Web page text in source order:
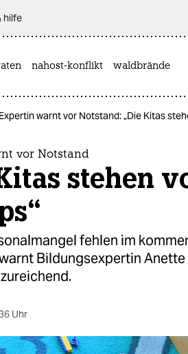
hilfe
nahost-konflikt waldbrände
Expertin warnt vor Notstand: „Die Kitas
vor Notstand
stehen
fehlen im
Bildungsexpertin
Uhr